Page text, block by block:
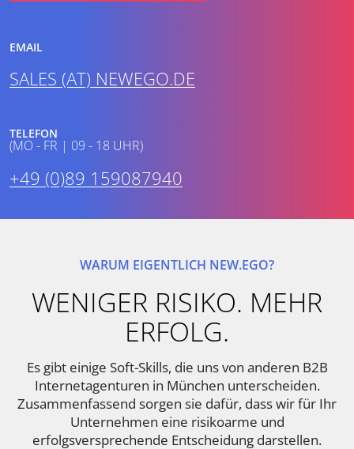
EMAIL
SALES (AT) NEWEGO.DE
TELEFON
(MO - FR | 09 - 18 UHR)
+49 (0)89 159087940
WARUM EIGENTLICH NEW.EGO?
WENIGER RISIKO. MEHR
ERFOLG.
Es gibt einige Soft-Skills, die uns von anderen B2B
Internetagenturen in München unterscheiden.
Zusammenfassend sorgen sie dafür, dass wir für Ihr
Unternehmen eine risikoarme und
erfolgsversprechende Entscheidung darstellen.